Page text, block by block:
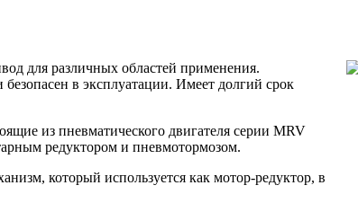
для различных областей применения.
в эксплуатации. Имеет долгий срок
из пневматического двигателя серии MRV
редуктором и пневмотормозом.
который используется как мотор-редуктор, в